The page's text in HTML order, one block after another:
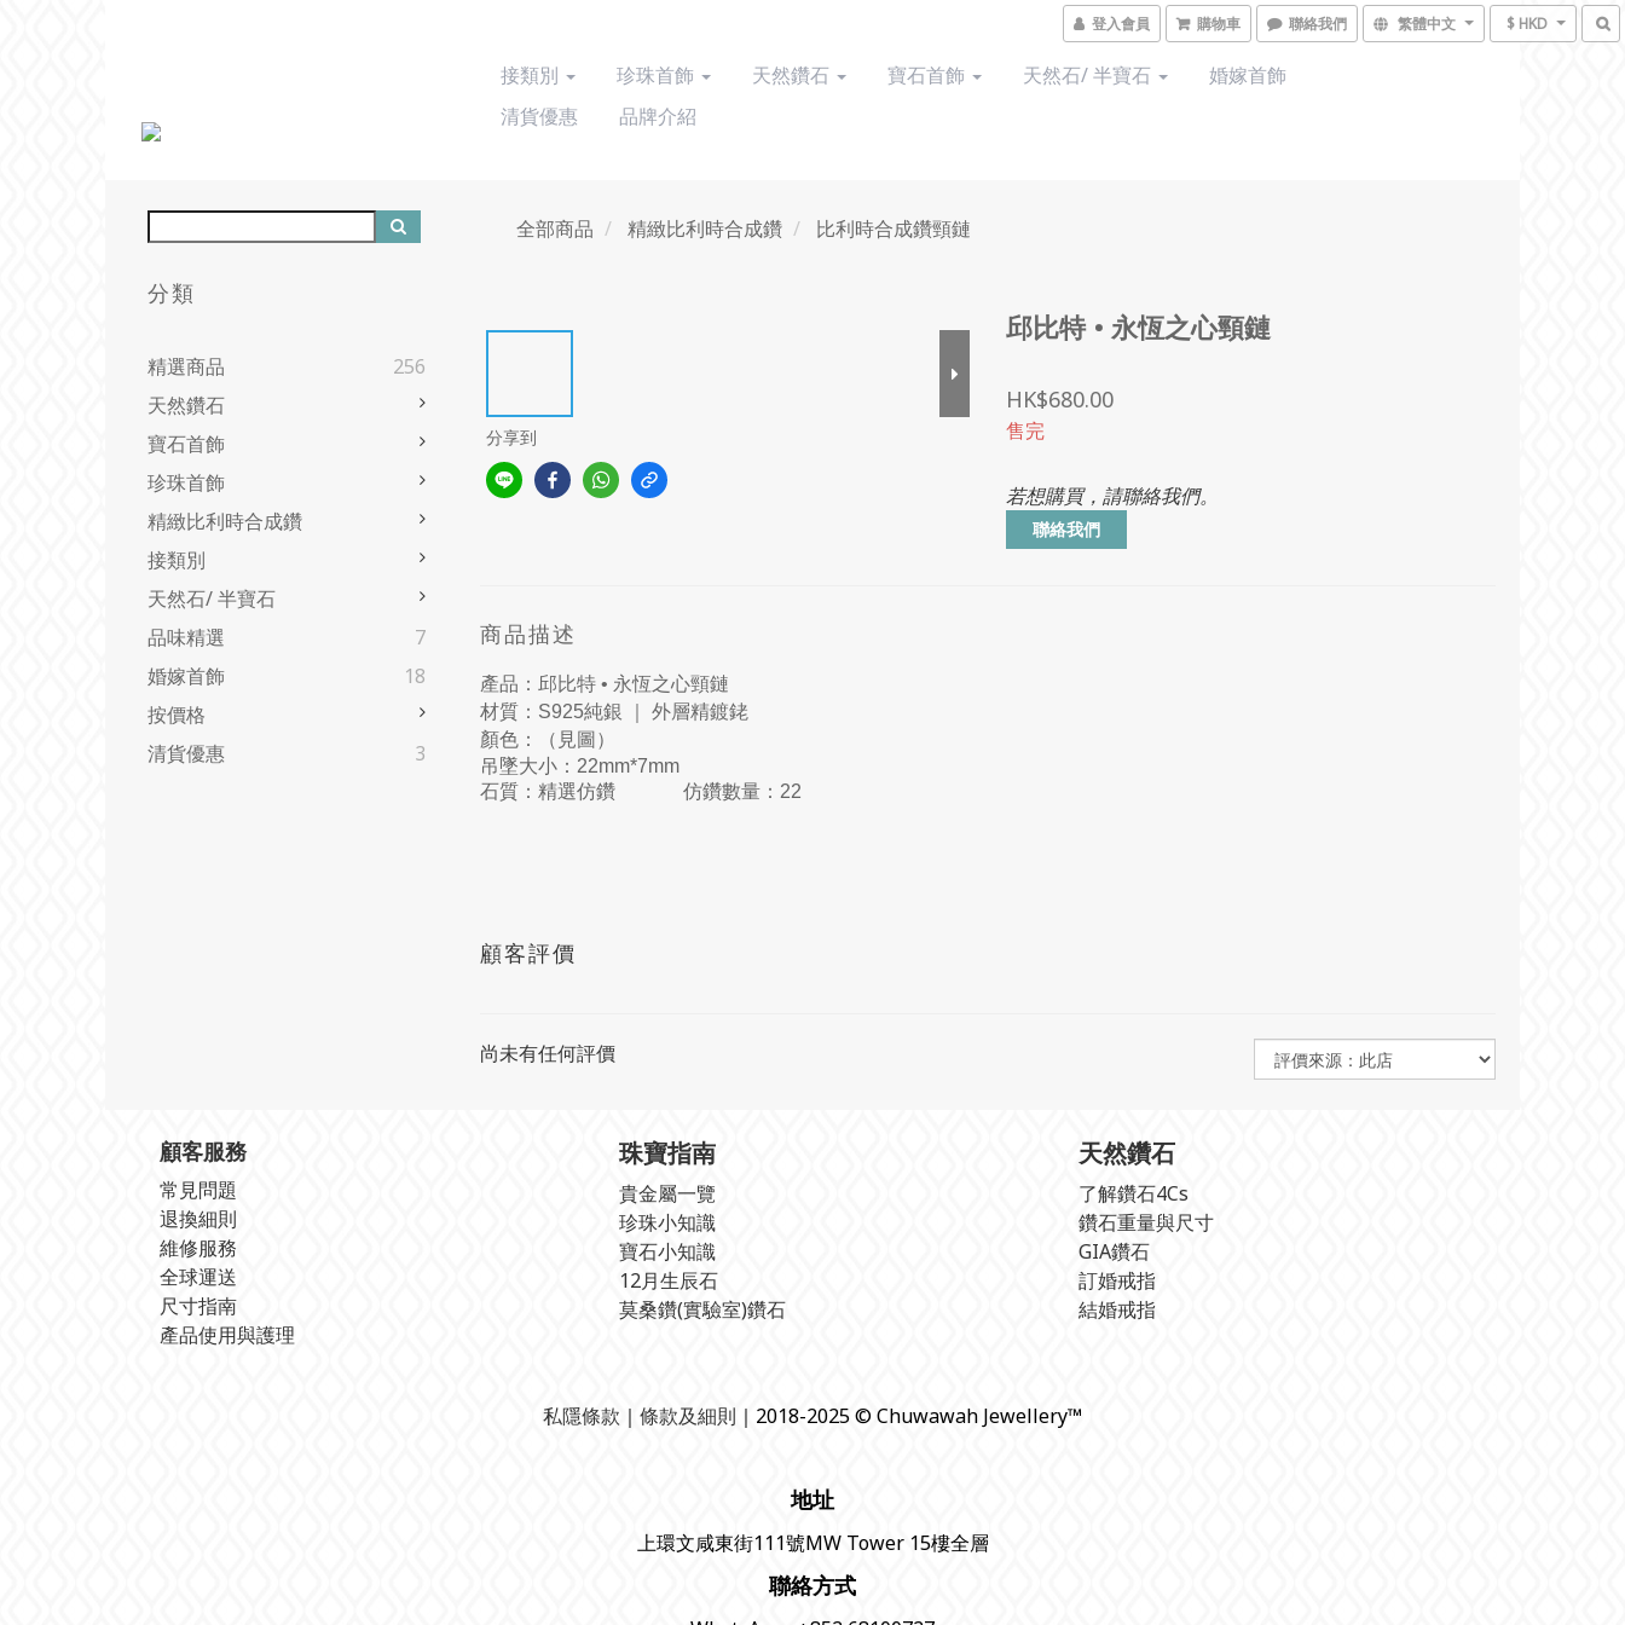
登入會員 購物車 聯絡我們 繁體中文 $ HKD
接類別 珍珠首飾 天然鑽石 寶石首飾 天然石/ 半寶石
婚嫁首飾
清貨優惠
品牌介紹
分類
精選商品
256
天然鑽石
寶石首飾
珍珠首飾
精緻比利時合成鑽
接類別
天然石/ 半寶石
品味精選
7
婚嫁首飾
18
按價格
清貨優惠
3
全部商品 精緻比利時合成鑽 比利時合成鑽頸鏈
分享到
邱比特 • 永恆之心頸鏈
HK$680.00
售完
若想購買，請聯絡我們。
聯絡我們
商品描述
產品：邱比特 • 永恆之心頸鏈
材質：S925純銀 ｜ 外層精鍍銠
顏色：（見圖）
吊墜大小：22mm*7mm
石質：精選仿鑽 仿鑽數量：22
顧客評價
尚未有任何評價
顧客服務
常見問題
退換細則
維修服務
全球運送
尺寸指南
產品使用與護理
珠寶指南
貴金屬一覽
珍珠小知識
寶石小知識
12月生辰石
莫桑鑽(實驗室)鑽石
天然鑽石
了解鑽石4Cs
鑽石重量與尺寸
GIA鑽石
訂婚戒指
結婚戒指
私隱條款 ｜ 條款及細則 ｜2018-2025 © Chuwawah Jewellery™
地址
上環文咸東街111號MW Tower 15樓全層
聯絡方式